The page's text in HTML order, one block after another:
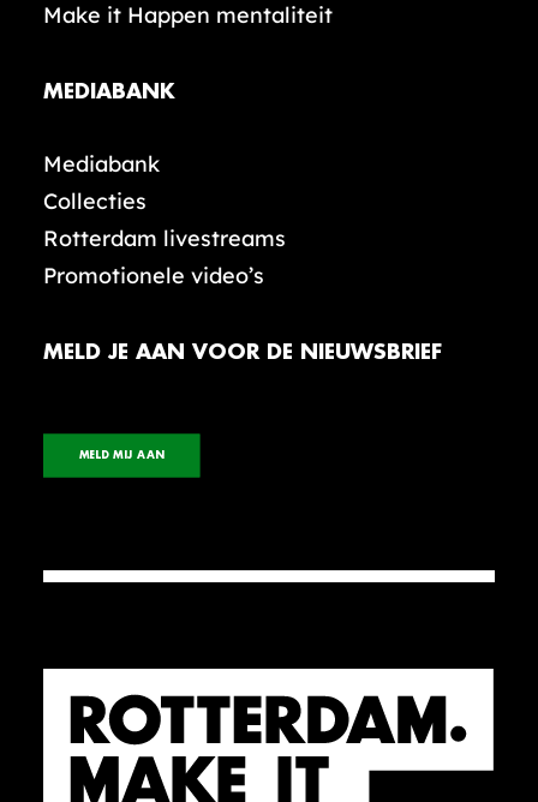
Make it Happen mentaliteit
MEDIABANK
Mediabank
Collecties
Rotterdam livestreams
Promotionele video’s
MELD JE AAN VOOR DE NIEUWSBRIEF
MELD MIJ AAN